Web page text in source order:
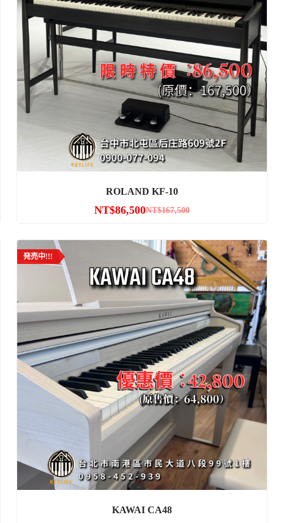
ROLAND KF-10
NT$167,500
NT$86,500
発売中!!!
KAWAI CA48